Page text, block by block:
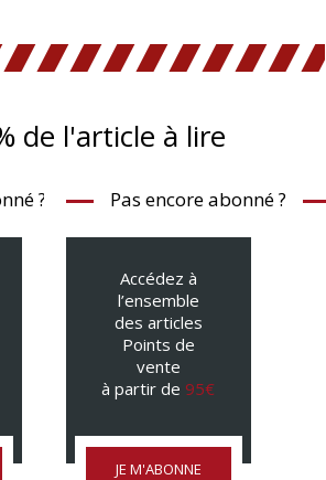
de l'article à lire
? Pas encore abonné ?
Accédez à
l’ensemble
des articles
Points de
vente
à partir de 95€
JE M'ABONNE